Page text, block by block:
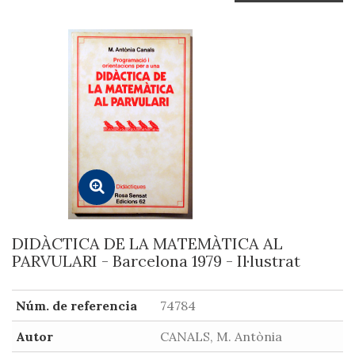
DIDÀCTICA DE LA MATEMÀTICA AL
PARVULARI - Barcelona 1979 - Il·lustrat
Núm. de referencia
74784
Autor
CANALS, M. Antònia